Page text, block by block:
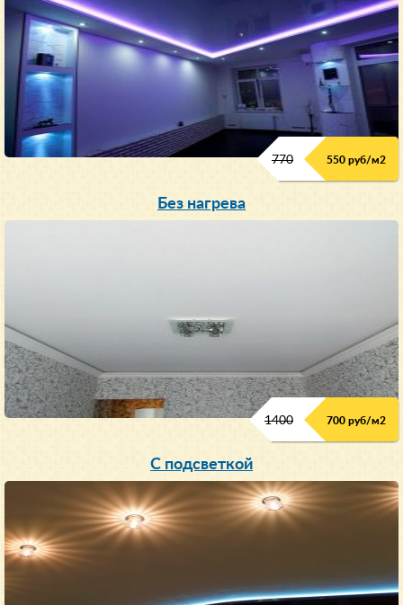
770 550 руб/м2
Без нагрева
1400 700 руб/м2
С подсветкой